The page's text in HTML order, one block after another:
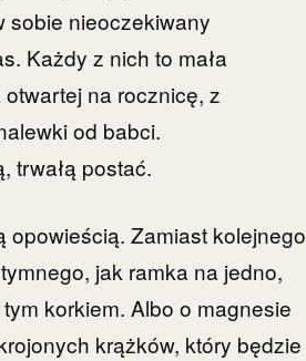
sobie nieoczekiwany
Każdy z nich to mała
na rocznicę, z
od babci.
trwałą postać.
opowieścią. Zamiast kolejnego
jak ramka na jedno,
korkiem. Albo o magnesie
krążków, który będzie